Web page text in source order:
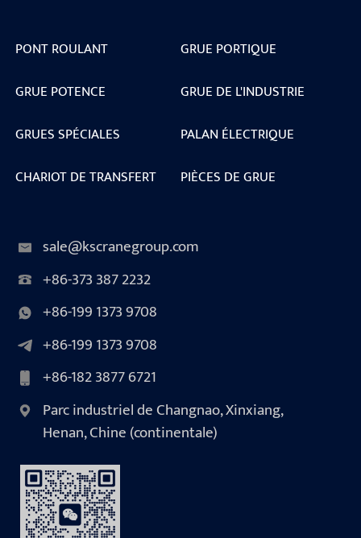
PONT ROULANT
GRUE PORTIQUE
GRUE POTENCE
GRUE DE L'INDUSTRIE
GRUES SPÉCIALES
PALAN ÉLECTRIQUE
CHARIOT DE TRANSFERT
PIÈCES DE GRUE
sale@kscranegroup.com
+86-373 387 2232
+86-199 1373 9708
+86-199 1373 9708
+86-182 3877 6721
Parc industriel de Changnao, Xinxiang,
Henan, Chine (continentale)